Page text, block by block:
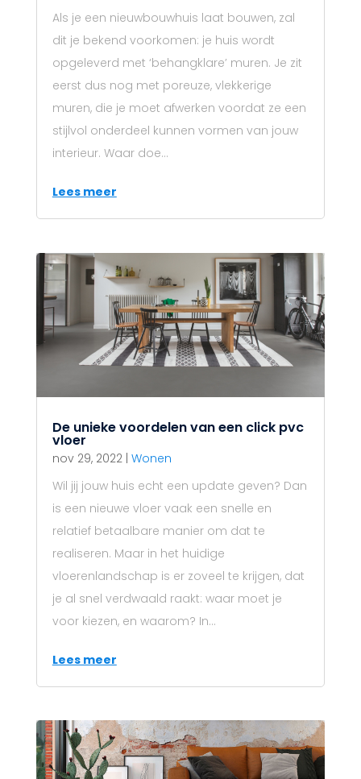
Als je een nieuwbouwhuis laat bouwen, zal
dit je bekend voorkomen: je huis wordt
opgeleverd met ‘behangklare’ muren. Je zit
eerst dus nog met poreuze, vlekkerige
muren, die je moet afwerken voordat ze een
stijlvol onderdeel kunnen vormen van jouw
interieur. Waar doe...
Lees meer
De unieke voordelen van een click pvc
vloer
nov 29, 2022| Wonen
Wil jij jouw huis echt een update geven? Dan
is een nieuwe vloer vaak een snelle en
relatief betaalbare manier om dat te
realiseren. Maar in het huidige
vloerenlandschap is er zoveel te krijgen, dat
je al snel verdwaald raakt: waar moet je
voor kiezen, en waarom? In...
Lees meer